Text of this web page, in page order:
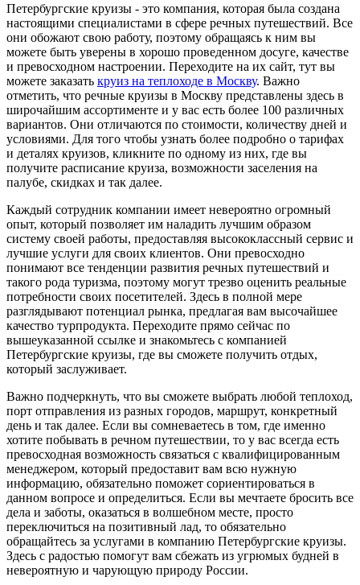
Петербургские круизы - это компания, которая была создана
настоящими специалистами в сфере речных путешествий. Все
они обожают свою работу, поэтому обращаясь к ним вы
можете быть уверены в хорошо проведенном досуге, качестве
и превосходном настроении. Переходите на их сайт, тут вы
можете заказать круиз на теплоходе в Москву. Важно
отметить, что речные круизы в Москву представлены здесь в
широчайшим ассортименте и у вас есть более 100 различных
вариантов. Они отличаются по стоимости, количеству дней и
условиями. Для того чтобы узнать более подробно о тарифах
и деталях круизов, кликните по одному из них, где вы
получите расписание круиза, возможности заселения на
палубе, скидках и так далее.
Каждый сотрудник компании имеет невероятно огромный
опыт, который позволяет им наладить лучшим образом
систему своей работы, предоставляя высококлассный сервис и
лучшие услуги для своих клиентов. Они превосходно
понимают все тенденции развития речных путешествий и
такого рода туризма, поэтому могут трезво оценить реальные
потребности своих посетителей. Здесь в полной мере
разглядывают потенциал рынка, предлагая вам высочайшее
качество турпродукта. Переходите прямо сейчас по
вышеуказанной ссылке и знакомьтесь с компанией
Петербургские круизы, где вы сможете получить отдых,
который заслуживает.
Важно подчеркнуть, что вы сможете выбрать любой теплоход,
порт отправления из разных городов, маршрут, конкретный
день и так далее. Если вы сомневаетесь в том, где именно
хотите побывать в речном путешествии, то у вас всегда есть
превосходная возможность связаться с квалифицированным
менеджером, который предоставит вам всю нужную
информацию, обязательно поможет сориентироваться в
данном вопросе и определиться. Если вы мечтаете бросить все
дела и заботы, оказаться в волшебном месте, просто
переключиться на позитивный лад, то обязательно
обращайтесь за услугами в компанию Петербургские круизы.
Здесь с радостью помогут вам сбежать из угрюмых будней в
невероятную и чарующую природу России.